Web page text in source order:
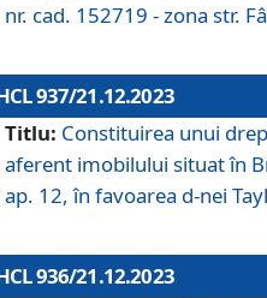
nr. cad. 152719 - zona str.
937/21.12.2023
Titlu: Constituirea unui
aferent imobilului situat în
ap. 12, în favoarea d-nei
936/21.12.2023